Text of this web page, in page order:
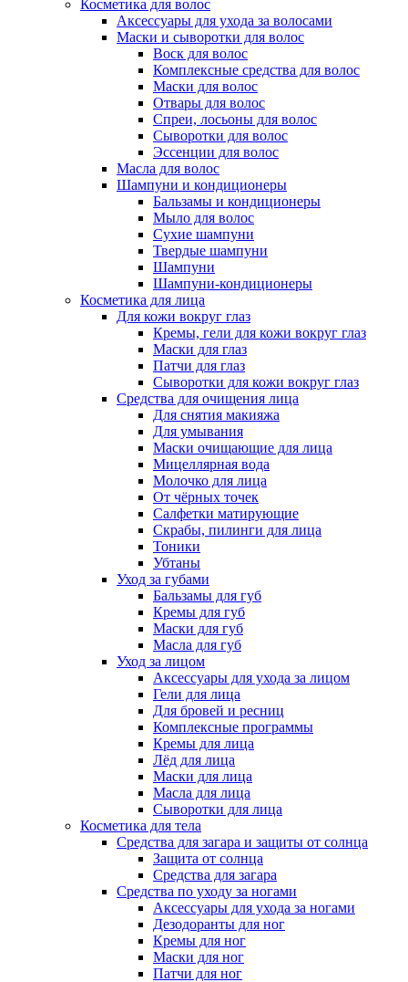
Косметика для волос
Аксессуары для ухода за волосами
Маски и сыворотки для волос
Воск для волос
Комплексные средства для волос
Маски для волос
Отвары для волос
Спреи, лосьоны для волос
Сыворотки для волос
Эссенции для волос
Масла для волос
Шампуни и кондиционеры
Бальзамы и кондиционеры
Мыло для волос
Сухие шампуни
Твердые шампуни
Шампуни
Шампуни-кондиционеры
Косметика для лица
Для кожи вокруг глаз
Кремы, гели для кожи вокруг глаз
Маски для глаз
Патчи для глаз
Сыворотки для кожи вокруг глаз
Средства для очищения лица
Для снятия макияжа
Для умывания
Маски очищающие для лица
Мицеллярная вода
Молочко для лица
От чёрных точек
Салфетки матирующие
Скрабы, пилинги для лица
Тоники
Убтаны
Уход за губами
Бальзамы для губ
Кремы для губ
Маски для губ
Масла для губ
Уход за лицом
Аксессуары для ухода за лицом
Гели для лица
Для бровей и ресниц
Комплексные программы
Кремы для лица
Лёд для лица
Маски для лица
Масла для лица
Сыворотки для лица
Косметика для тела
Средства для загара и защиты от солнца
Защита от солнца
Средства для загара
Средства по уходу за ногами
Аксессуары для ухода за ногами
Дезодоранты для ног
Кремы для ног
Маски для ног
Патчи для ног